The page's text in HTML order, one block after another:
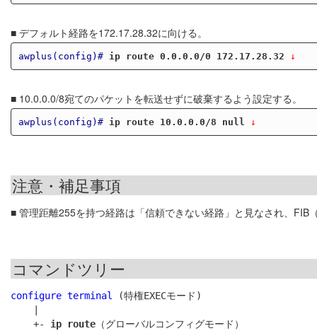
■ デフォルト経路を172.17.28.32に向ける。
awplus(config)# ip route 0.0.0.0/0 172.17.28.32 ↓
■ 10.0.0.0/8宛てのパケットを転送せずに破棄するよう設定する。
awplus(config)# ip route 10.0.0.0/8 null ↓
注意・補足事項
■ 管理距離255を持つ経路は「信頼できない経路」と見なされ、
コマンドツリー
configure terminal
(特権EXECモード)
    +-
ip route